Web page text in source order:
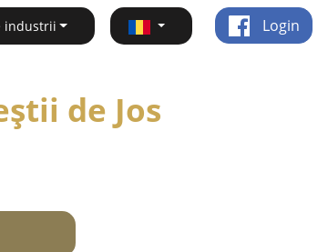
industrii Login
de Jos